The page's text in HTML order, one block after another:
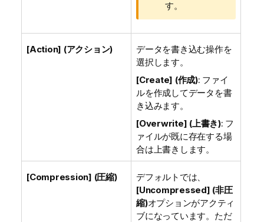
す。
[Action] (アクション)
データを書き込む操作を
選択します。
[Create] (作成): ファイ
ルを作成してデータを書
き込みます。
[Overwrite] (上書き): フ
ァイルが既に存在する場
合は上書きします。
[Compression] (圧縮)
デフォルトでは、
[Uncompressed] (非圧
縮)オプションがアクティ
ブになっています。ただ